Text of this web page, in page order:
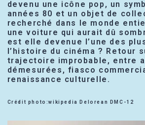
devenu une icône pop, un
années 80 et un objet de
recherché dans le monde
une voiture qui aurait dû
est elle devenue l’une des
l’histoire du cinéma ? Retour
trajectoire improbable, entre
démesurées, fiasco
renaissance culturelle.
Crédit photo:wikipedia Delorean DMC-12